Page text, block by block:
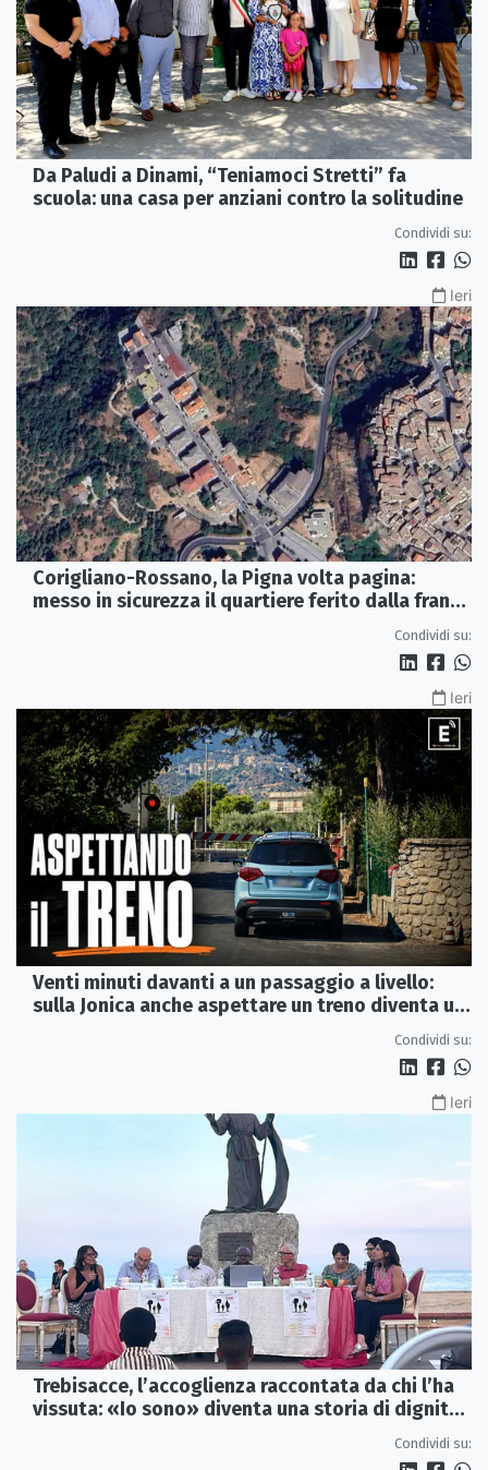
Da Paludi a Dinami, “Teniamoci Stretti” fa
scuola: una casa per anziani contro la solitudine
Condividi su:
Ieri
Corigliano-Rossano, la Pigna volta pagina:
messo in sicurezza il quartiere ferito dalla frana
Condividi su:
Ieri
Venti minuti davanti a un passaggio a livello:
sulla Jonica anche aspettare un treno diventa un
Condividi su:
Ieri
Trebisacce, l’accoglienza raccontata da chi l’ha
vissuta: «Io sono» diventa una storia di dignità
Condividi su: